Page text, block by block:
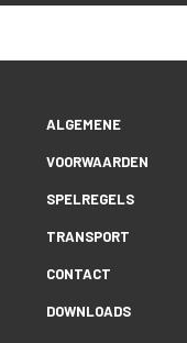
ALGEMENE
VOORWAARDEN
SPELREGELS
TRANSPORT
CONTACT
DOWNLOADS